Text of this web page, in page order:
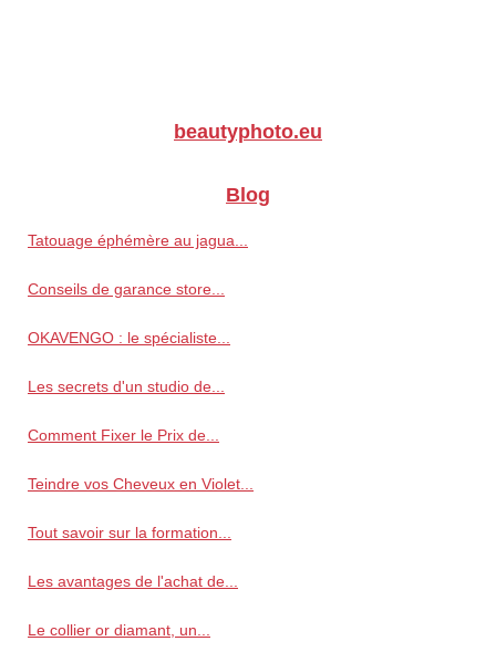
beautyphoto.eu
Blog
Tatouage éphémère au jagua...
Conseils de garance store...
OKAVENGO : le spécialiste...
Les secrets d'un studio de...
Comment Fixer le Prix de...
Teindre vos Cheveux en Violet...
Tout savoir sur la formation...
Les avantages de l'achat de...
Le collier or diamant, un...